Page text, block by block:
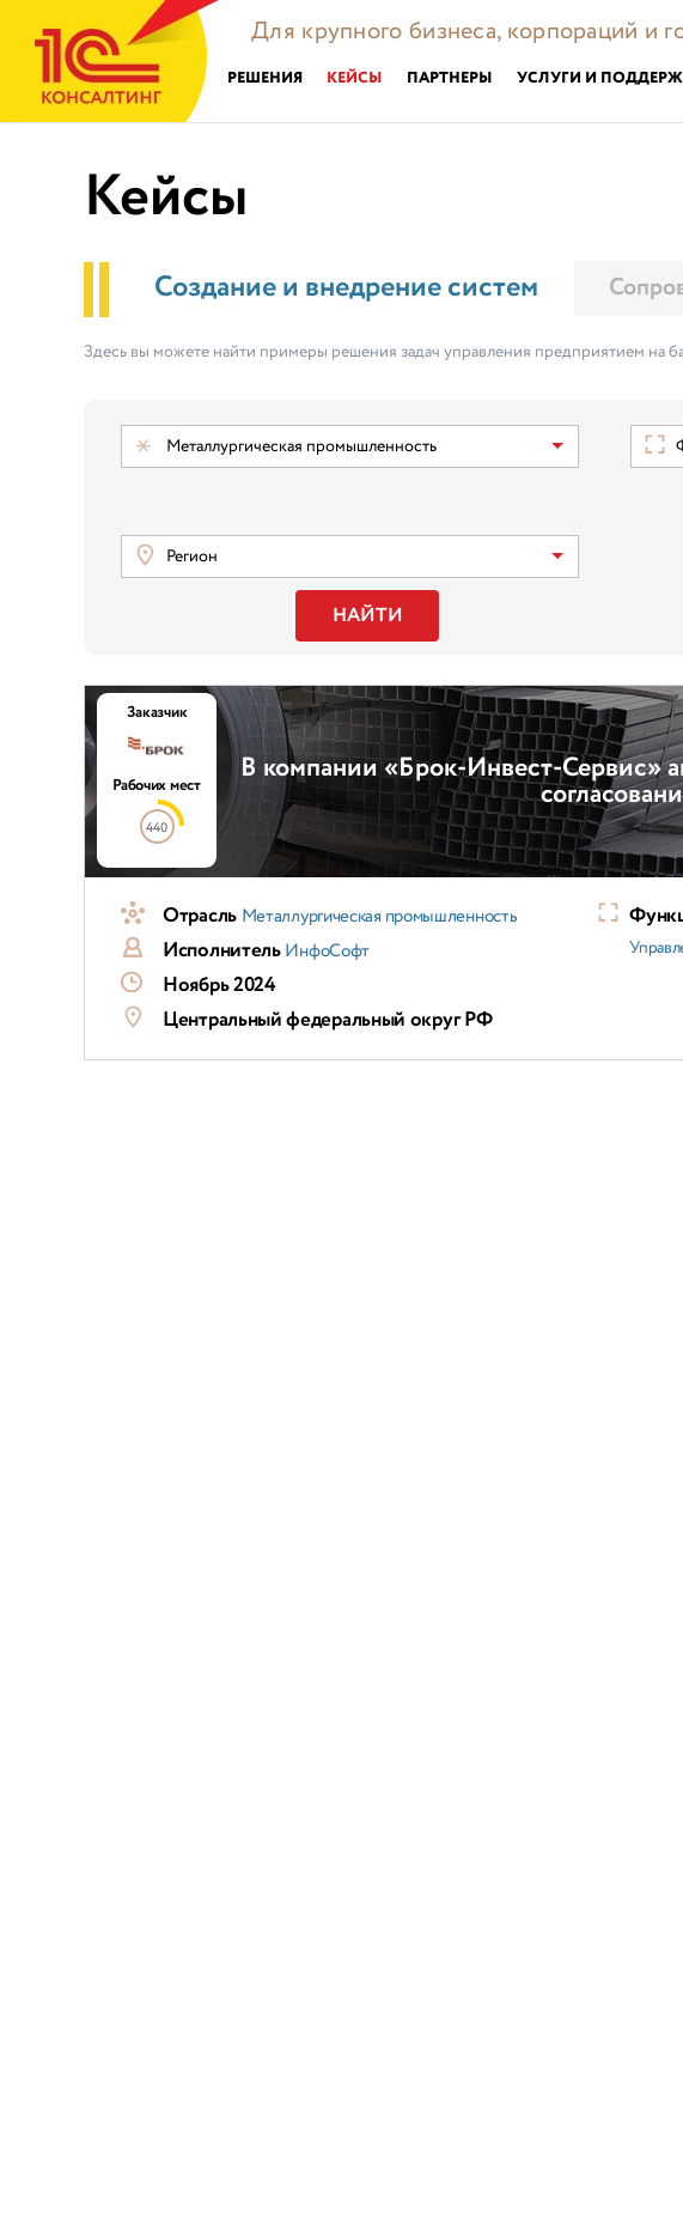
Для крупного бизнеса, корпораций и
РЕШЕНИЯ КЕЙСЫ ПАРТНЕРЫ УСЛУГИ И
Кейсы
Создание и внедрение систем
Здесь вы можете найти примеры решения задач управления предприятием на
Металлургическая промышленность
Регион
НАЙТИ
В компании «Брок-Инвест-Сервис»
Заказчик
Рабочих мест
440
Отрасль Металлургическая промышленность
ИсполнительИнфоСофт
Ноябрь 2024
Центральный федеральный округ РФ